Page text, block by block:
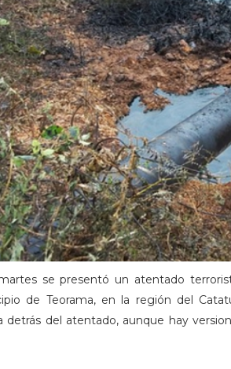
se presentó un atentado
de Teorama, en la región del
detrás del atentado, aunque hay